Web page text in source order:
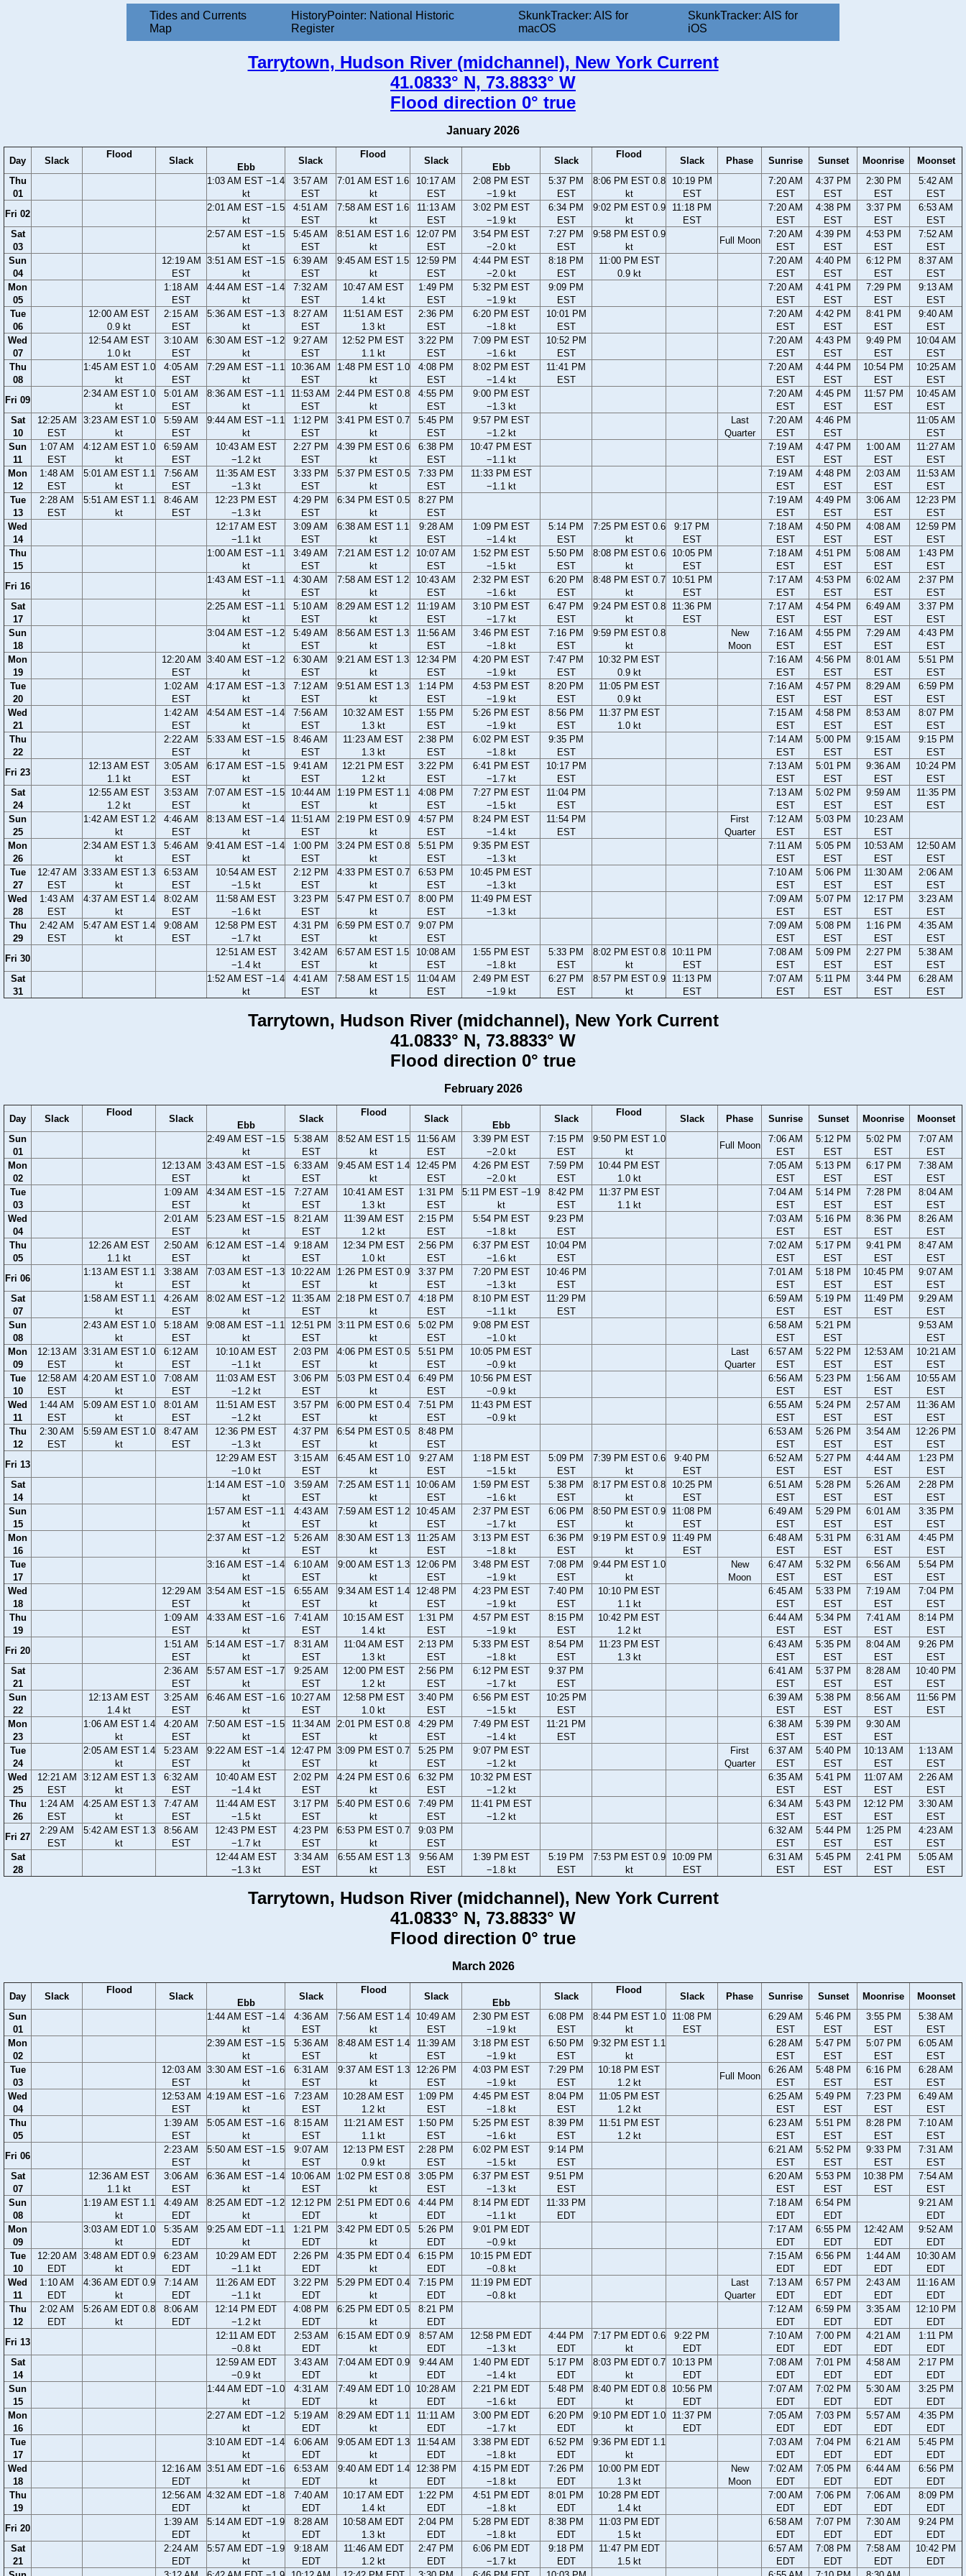
Tides and Currents
Map
HistoryPointer: National Historic
Register
SkunkTracker: AIS for
macOS
SkunkTracker: AIS for
iOS
Tarrytown, Hudson River (midchannel), New York Current
41.0833° N, 73.8833° W
Flood direction 0° true
January 2026
Day Slack
Flood
Slack
Ebb
Slack
Flood
Slack
Ebb
Slack
Flood
Slack Phase Sunrise Sunset Moonrise
Moonset
Thu
01
1:03 AM EST −1.4
kt
3:57 AM
EST
7:01 AM EST 1.6
kt
10:17 AM
EST
2:08 PM EST
−1.9 kt
5:37 PM
EST
8:06 PM EST 0.8
kt
10:19 PM
EST
7:20 AM
EST
4:37 PM
EST
2:30 PM
EST
5:42 AM
EST
Fri 02
2:01 AM EST −1.5
kt
4:51 AM
EST
7:58 AM EST 1.6
kt
11:13 AM
EST
3:02 PM EST
−1.9 kt
6:34 PM
EST
9:02 PM EST 0.9
kt
11:18 PM
EST
7:20 AM
EST
4:38 PM
EST
3:37 PM
EST
6:53 AM
EST
Sat
03
2:57 AM EST −1.5
kt
5:45 AM
EST
8:51 AM EST 1.6
kt
12:07 PM
EST
3:54 PM EST
−2.0 kt
7:27 PM
EST
9:58 PM EST 0.9
kt
Full Moon
7:20 AM
EST
4:39 PM
EST
4:53 PM
EST
7:52 AM
EST
Sun
04
12:19 AM
EST
3:51 AM EST −1.5
kt
6:39 AM
EST
9:45 AM EST 1.5
kt
12:59 PM
EST
4:44 PM EST
−2.0 kt
8:18 PM
EST
11:00 PM EST
0.9 kt
7:20 AM
EST
4:40 PM
EST
6:12 PM
EST
8:37 AM
EST
Mon
05
1:18 AM
EST
4:44 AM EST −1.4
kt
7:32 AM
EST
10:47 AM EST
1.4 kt
1:49 PM
EST
5:32 PM EST
−1.9 kt
9:09 PM
EST
7:20 AM
EST
4:41 PM
EST
7:29 PM
EST
9:13 AM
EST
Tue
06
12:00 AM EST
0.9 kt
2:15 AM
EST
5:36 AM EST −1.3
kt
8:27 AM
EST
11:51 AM EST
1.3 kt
2:36 PM
EST
6:20 PM EST
−1.8 kt
10:01 PM
EST
7:20 AM
EST
4:42 PM
EST
8:41 PM
EST
9:40 AM
EST
Wed
07
12:54 AM EST
1.0 kt
3:10 AM
EST
6:30 AM EST −1.2
kt
9:27 AM
EST
12:52 PM EST
1.1 kt
3:22 PM
EST
7:09 PM EST
−1.6 kt
10:52 PM
EST
7:20 AM
EST
4:43 PM
EST
9:49 PM
EST
10:04 AM
EST
Thu
08
1:45 AM EST 1.0
kt
4:05 AM
EST
7:29 AM EST −1.1
kt
10:36 AM
EST
1:48 PM EST 1.0
kt
4:08 PM
EST
8:02 PM EST
−1.4 kt
11:41 PM
EST
7:20 AM
EST
4:44 PM
EST
10:54 PM
EST
10:25 AM
EST
Fri 09
2:34 AM EST 1.0
kt
5:01 AM
EST
8:36 AM EST −1.1
kt
11:53 AM
EST
2:44 PM EST 0.8
kt
4:55 PM
EST
9:00 PM EST
−1.3 kt
7:20 AM
EST
4:45 PM
EST
11:57 PM
EST
10:45 AM
EST
Sat
10
12:25 AM
EST
3:23 AM EST 1.0
kt
5:59 AM
EST
9:44 AM EST −1.1
kt
1:12 PM
EST
3:41 PM EST 0.7
kt
5:45 PM
EST
9:57 PM EST
−1.2 kt
Last
Quarter
7:20 AM
EST
4:46 PM
EST
11:05 AM
EST
Sun
11
1:07 AM
EST
4:12 AM EST 1.0
kt
6:59 AM
EST
10:43 AM EST
−1.2 kt
2:27 PM
EST
4:39 PM EST 0.6
kt
6:38 PM
EST
10:47 PM EST
−1.1 kt
7:19 AM
EST
4:47 PM
EST
1:00 AM
EST
11:27 AM
EST
Mon
12
1:48 AM
EST
5:01 AM EST 1.1
kt
7:56 AM
EST
11:35 AM EST
−1.3 kt
3:33 PM
EST
5:37 PM EST 0.5
kt
7:33 PM
EST
11:33 PM EST
−1.1 kt
7:19 AM
EST
4:48 PM
EST
2:03 AM
EST
11:53 AM
EST
Tue
13
2:28 AM
EST
5:51 AM EST 1.1
kt
8:46 AM
EST
12:23 PM EST
−1.3 kt
4:29 PM
EST
6:34 PM EST 0.5
kt
8:27 PM
EST
7:19 AM
EST
4:49 PM
EST
3:06 AM
EST
12:23 PM
EST
Wed
14
12:17 AM EST
−1.1 kt
3:09 AM
EST
6:38 AM EST 1.1
kt
9:28 AM
EST
1:09 PM EST
−1.4 kt
5:14 PM
EST
7:25 PM EST 0.6
kt
9:17 PM
EST
7:18 AM
EST
4:50 PM
EST
4:08 AM
EST
12:59 PM
EST
Thu
15
1:00 AM EST −1.1
kt
3:49 AM
EST
7:21 AM EST 1.2
kt
10:07 AM
EST
1:52 PM EST
−1.5 kt
5:50 PM
EST
8:08 PM EST 0.6
kt
10:05 PM
EST
7:18 AM
EST
4:51 PM
EST
5:08 AM
EST
1:43 PM
EST
Fri 16
1:43 AM EST −1.1
kt
4:30 AM
EST
7:58 AM EST 1.2
kt
10:43 AM
EST
2:32 PM EST
−1.6 kt
6:20 PM
EST
8:48 PM EST 0.7
kt
10:51 PM
EST
7:17 AM
EST
4:53 PM
EST
6:02 AM
EST
2:37 PM
EST
Sat
17
2:25 AM EST −1.1
kt
5:10 AM
EST
8:29 AM EST 1.2
kt
11:19 AM
EST
3:10 PM EST
−1.7 kt
6:47 PM
EST
9:24 PM EST 0.8
kt
11:36 PM
EST
7:17 AM
EST
4:54 PM
EST
6:49 AM
EST
3:37 PM
EST
Sun
18
3:04 AM EST −1.2
kt
5:49 AM
EST
8:56 AM EST 1.3
kt
11:56 AM
EST
3:46 PM EST
−1.8 kt
7:16 PM
EST
9:59 PM EST 0.8
kt
New
Moon
7:16 AM
EST
4:55 PM
EST
7:29 AM
EST
4:43 PM
EST
Mon
19
12:20 AM
EST
3:40 AM EST −1.2
kt
6:30 AM
EST
9:21 AM EST 1.3
kt
12:34 PM
EST
4:20 PM EST
−1.9 kt
7:47 PM
EST
10:32 PM EST
0.9 kt
7:16 AM
EST
4:56 PM
EST
8:01 AM
EST
5:51 PM
EST
Tue
20
1:02 AM
EST
4:17 AM EST −1.3
kt
7:12 AM
EST
9:51 AM EST 1.3
kt
1:14 PM
EST
4:53 PM EST
−1.9 kt
8:20 PM
EST
11:05 PM EST
0.9 kt
7:16 AM
EST
4:57 PM
EST
8:29 AM
EST
6:59 PM
EST
Wed
21
1:42 AM
EST
4:54 AM EST −1.4
kt
7:56 AM
EST
10:32 AM EST
1.3 kt
1:55 PM
EST
5:26 PM EST
−1.9 kt
8:56 PM
EST
11:37 PM EST
1.0 kt
7:15 AM
EST
4:58 PM
EST
8:53 AM
EST
8:07 PM
EST
Thu
22
2:22 AM
EST
5:33 AM EST −1.5
kt
8:46 AM
EST
11:23 AM EST
1.3 kt
2:38 PM
EST
6:02 PM EST
−1.8 kt
9:35 PM
EST
7:14 AM
EST
5:00 PM
EST
9:15 AM
EST
9:15 PM
EST
Fri 23
12:13 AM EST
1.1 kt
3:05 AM
EST
6:17 AM EST −1.5
kt
9:41 AM
EST
12:21 PM EST
1.2 kt
3:22 PM
EST
6:41 PM EST
−1.7 kt
10:17 PM
EST
7:13 AM
EST
5:01 PM
EST
9:36 AM
EST
10:24 PM
EST
Sat
24
12:55 AM EST
1.2 kt
3:53 AM
EST
7:07 AM EST −1.5
kt
10:44 AM
EST
1:19 PM EST 1.1
kt
4:08 PM
EST
7:27 PM EST
−1.5 kt
11:04 PM
EST
7:13 AM
EST
5:02 PM
EST
9:59 AM
EST
11:35 PM
EST
Sun
25
1:42 AM EST 1.2
kt
4:46 AM
EST
8:13 AM EST −1.4
kt
11:51 AM
EST
2:19 PM EST 0.9
kt
4:57 PM
EST
8:24 PM EST
−1.4 kt
11:54 PM
EST
First
Quarter
7:12 AM
EST
5:03 PM
EST
10:23 AM
EST
Mon
26
2:34 AM EST 1.3
kt
5:46 AM
EST
9:41 AM EST −1.4
kt
1:00 PM
EST
3:24 PM EST 0.8
kt
5:51 PM
EST
9:35 PM EST
−1.3 kt
7:11 AM
EST
5:05 PM
EST
10:53 AM
EST
12:50 AM
EST
Tue
27
12:47 AM
EST
3:33 AM EST 1.3
kt
6:53 AM
EST
10:54 AM EST
−1.5 kt
2:12 PM
EST
4:33 PM EST 0.7
kt
6:53 PM
EST
10:45 PM EST
−1.3 kt
7:10 AM
EST
5:06 PM
EST
11:30 AM
EST
2:06 AM
EST
Wed
28
1:43 AM
EST
4:37 AM EST 1.4
kt
8:02 AM
EST
11:58 AM EST
−1.6 kt
3:23 PM
EST
5:47 PM EST 0.7
kt
8:00 PM
EST
11:49 PM EST
−1.3 kt
7:09 AM
EST
5:07 PM
EST
12:17 PM
EST
3:23 AM
EST
Thu
29
2:42 AM
EST
5:47 AM EST 1.4
kt
9:08 AM
EST
12:58 PM EST
−1.7 kt
4:31 PM
EST
6:59 PM EST 0.7
kt
9:07 PM
EST
7:09 AM
EST
5:08 PM
EST
1:16 PM
EST
4:35 AM
EST
Fri 30
12:51 AM EST
−1.4 kt
3:42 AM
EST
6:57 AM EST 1.5
kt
10:08 AM
EST
1:55 PM EST
−1.8 kt
5:33 PM
EST
8:02 PM EST 0.8
kt
10:11 PM
EST
7:08 AM
EST
5:09 PM
EST
2:27 PM
EST
5:38 AM
EST
Sat
31
1:52 AM EST −1.4
kt
4:41 AM
EST
7:58 AM EST 1.5
kt
11:04 AM
EST
2:49 PM EST
−1.9 kt
6:27 PM
EST
8:57 PM EST 0.9
kt
11:13 PM
EST
7:07 AM
EST
5:11 PM
EST
3:44 PM
EST
6:28 AM
EST
Tarrytown, Hudson River (midchannel), New York Current
41.0833° N, 73.8833° W
Flood direction 0° true
February 2026
Day Slack
Flood
Slack
Ebb
Slack
Flood
Slack
Ebb
Slack
Flood
Slack Phase Sunrise Sunset Moonrise
Moonset
Sun
01
2:49 AM EST −1.5
kt
5:38 AM
EST
8:52 AM EST 1.5
kt
11:56 AM
EST
3:39 PM EST
−2.0 kt
7:15 PM
EST
9:50 PM EST 1.0
kt
Full Moon
7:06 AM
EST
5:12 PM
EST
5:02 PM
EST
7:07 AM
EST
Mon
02
12:13 AM
EST
3:43 AM EST −1.5
kt
6:33 AM
EST
9:45 AM EST 1.4
kt
12:45 PM
EST
4:26 PM EST
−2.0 kt
7:59 PM
EST
10:44 PM EST
1.0 kt
7:05 AM
EST
5:13 PM
EST
6:17 PM
EST
7:38 AM
EST
Tue
03
1:09 AM
EST
4:34 AM EST −1.5
kt
7:27 AM
EST
10:41 AM EST
1.3 kt
1:31 PM
EST
5:11 PM EST −1.9
kt
8:42 PM
EST
11:37 PM EST
1.1 kt
7:04 AM
EST
5:14 PM
EST
7:28 PM
EST
8:04 AM
EST
Wed
04
2:01 AM
EST
5:23 AM EST −1.5
kt
8:21 AM
EST
11:39 AM EST
1.2 kt
2:15 PM
EST
5:54 PM EST
−1.8 kt
9:23 PM
EST
7:03 AM
EST
5:16 PM
EST
8:36 PM
EST
8:26 AM
EST
Thu
05
12:26 AM EST
1.1 kt
2:50 AM
EST
6:12 AM EST −1.4
kt
9:18 AM
EST
12:34 PM EST
1.0 kt
2:56 PM
EST
6:37 PM EST
−1.6 kt
10:04 PM
EST
7:02 AM
EST
5:17 PM
EST
9:41 PM
EST
8:47 AM
EST
Fri 06
1:13 AM EST 1.1
kt
3:38 AM
EST
7:03 AM EST −1.3
kt
10:22 AM
EST
1:26 PM EST 0.9
kt
3:37 PM
EST
7:20 PM EST
−1.3 kt
10:46 PM
EST
7:01 AM
EST
5:18 PM
EST
10:45 PM
EST
9:07 AM
EST
Sat
07
1:58 AM EST 1.1
kt
4:26 AM
EST
8:02 AM EST −1.2
kt
11:35 AM
EST
2:18 PM EST 0.7
kt
4:18 PM
EST
8:10 PM EST
−1.1 kt
11:29 PM
EST
6:59 AM
EST
5:19 PM
EST
11:49 PM
EST
9:29 AM
EST
Sun
08
2:43 AM EST 1.0
kt
5:18 AM
EST
9:08 AM EST −1.1
kt
12:51 PM
EST
3:11 PM EST 0.6
kt
5:02 PM
EST
9:08 PM EST
−1.0 kt
6:58 AM
EST
5:21 PM
EST
9:53 AM
EST
Mon
09
12:13 AM
EST
3:31 AM EST 1.0
kt
6:12 AM
EST
10:10 AM EST
−1.1 kt
2:03 PM
EST
4:06 PM EST 0.5
kt
5:51 PM
EST
10:05 PM EST
−0.9 kt
Last
Quarter
6:57 AM
EST
5:22 PM
EST
12:53 AM
EST
10:21 AM
EST
Tue
10
12:58 AM
EST
4:20 AM EST 1.0
kt
7:08 AM
EST
11:03 AM EST
−1.2 kt
3:06 PM
EST
5:03 PM EST 0.4
kt
6:49 PM
EST
10:56 PM EST
−0.9 kt
6:56 AM
EST
5:23 PM
EST
1:56 AM
EST
10:55 AM
EST
Wed
11
1:44 AM
EST
5:09 AM EST 1.0
kt
8:01 AM
EST
11:51 AM EST
−1.2 kt
3:57 PM
EST
6:00 PM EST 0.4
kt
7:51 PM
EST
11:43 PM EST
−0.9 kt
6:55 AM
EST
5:24 PM
EST
2:57 AM
EST
11:36 AM
EST
Thu
12
2:30 AM
EST
5:59 AM EST 1.0
kt
8:47 AM
EST
12:36 PM EST
−1.3 kt
4:37 PM
EST
6:54 PM EST 0.5
kt
8:48 PM
EST
6:53 AM
EST
5:26 PM
EST
3:54 AM
EST
12:26 PM
EST
Fri 13
12:29 AM EST
−1.0 kt
3:15 AM
EST
6:45 AM EST 1.0
kt
9:27 AM
EST
1:18 PM EST
−1.5 kt
5:09 PM
EST
7:39 PM EST 0.6
kt
9:40 PM
EST
6:52 AM
EST
5:27 PM
EST
4:44 AM
EST
1:23 PM
EST
Sat
14
1:14 AM EST −1.0
kt
3:59 AM
EST
7:25 AM EST 1.1
kt
10:06 AM
EST
1:59 PM EST
−1.6 kt
5:38 PM
EST
8:17 PM EST 0.8
kt
10:25 PM
EST
6:51 AM
EST
5:28 PM
EST
5:26 AM
EST
2:28 PM
EST
Sun
15
1:57 AM EST −1.1
kt
4:43 AM
EST
7:59 AM EST 1.2
kt
10:45 AM
EST
2:37 PM EST
−1.7 kt
6:06 PM
EST
8:50 PM EST 0.9
kt
11:08 PM
EST
6:49 AM
EST
5:29 PM
EST
6:01 AM
EST
3:35 PM
EST
Mon
16
2:37 AM EST −1.2
kt
5:26 AM
EST
8:30 AM EST 1.3
kt
11:25 AM
EST
3:13 PM EST
−1.8 kt
6:36 PM
EST
9:19 PM EST 0.9
kt
11:49 PM
EST
6:48 AM
EST
5:31 PM
EST
6:31 AM
EST
4:45 PM
EST
Tue
17
3:16 AM EST −1.4
kt
6:10 AM
EST
9:00 AM EST 1.3
kt
12:06 PM
EST
3:48 PM EST
−1.9 kt
7:08 PM
EST
9:44 PM EST 1.0
kt
New
Moon
6:47 AM
EST
5:32 PM
EST
6:56 AM
EST
5:54 PM
EST
Wed
18
12:29 AM
EST
3:54 AM EST −1.5
kt
6:55 AM
EST
9:34 AM EST 1.4
kt
12:48 PM
EST
4:23 PM EST
−1.9 kt
7:40 PM
EST
10:10 PM EST
1.1 kt
6:45 AM
EST
5:33 PM
EST
7:19 AM
EST
7:04 PM
EST
Thu
19
1:09 AM
EST
4:33 AM EST −1.6
kt
7:41 AM
EST
10:15 AM EST
1.4 kt
1:31 PM
EST
4:57 PM EST
−1.9 kt
8:15 PM
EST
10:42 PM EST
1.2 kt
6:44 AM
EST
5:34 PM
EST
7:41 AM
EST
8:14 PM
EST
Fri 20
1:51 AM
EST
5:14 AM EST −1.7
kt
8:31 AM
EST
11:04 AM EST
1.3 kt
2:13 PM
EST
5:33 PM EST
−1.8 kt
8:54 PM
EST
11:23 PM EST
1.3 kt
6:43 AM
EST
5:35 PM
EST
8:04 AM
EST
9:26 PM
EST
Sat
21
2:36 AM
EST
5:57 AM EST −1.7
kt
9:25 AM
EST
12:00 PM EST
1.2 kt
2:56 PM
EST
6:12 PM EST
−1.7 kt
9:37 PM
EST
6:41 AM
EST
5:37 PM
EST
8:28 AM
EST
10:40 PM
EST
Sun
22
12:13 AM EST
1.4 kt
3:25 AM
EST
6:46 AM EST −1.6
kt
10:27 AM
EST
12:58 PM EST
1.0 kt
3:40 PM
EST
6:56 PM EST
−1.5 kt
10:25 PM
EST
6:39 AM
EST
5:38 PM
EST
8:56 AM
EST
11:56 PM
EST
Mon
23
1:06 AM EST 1.4
kt
4:20 AM
EST
7:50 AM EST −1.5
kt
11:34 AM
EST
2:01 PM EST 0.8
kt
4:29 PM
EST
7:49 PM EST
−1.4 kt
11:21 PM
EST
6:38 AM
EST
5:39 PM
EST
9:30 AM
EST
Tue
24
2:05 AM EST 1.4
kt
5:23 AM
EST
9:22 AM EST −1.4
kt
12:47 PM
EST
3:09 PM EST 0.7
kt
5:25 PM
EST
9:07 PM EST
−1.2 kt
First
Quarter
6:37 AM
EST
5:40 PM
EST
10:13 AM
EST
1:13 AM
EST
Wed
25
12:21 AM
EST
3:12 AM EST 1.3
kt
6:32 AM
EST
10:40 AM EST
−1.4 kt
2:02 PM
EST
4:24 PM EST 0.6
kt
6:32 PM
EST
10:32 PM EST
−1.2 kt
6:35 AM
EST
5:41 PM
EST
11:07 AM
EST
2:26 AM
EST
Thu
26
1:24 AM
EST
4:25 AM EST 1.3
kt
7:47 AM
EST
11:44 AM EST
−1.5 kt
3:17 PM
EST
5:40 PM EST 0.6
kt
7:49 PM
EST
11:41 PM EST
−1.2 kt
6:34 AM
EST
5:43 PM
EST
12:12 PM
EST
3:30 AM
EST
Fri 27
2:29 AM
EST
5:42 AM EST 1.3
kt
8:56 AM
EST
12:43 PM EST
−1.7 kt
4:23 PM
EST
6:53 PM EST 0.7
kt
9:03 PM
EST
6:32 AM
EST
5:44 PM
EST
1:25 PM
EST
4:23 AM
EST
Sat
28
12:44 AM EST
−1.3 kt
3:34 AM
EST
6:55 AM EST 1.3
kt
9:56 AM
EST
1:39 PM EST
−1.8 kt
5:19 PM
EST
7:53 PM EST 0.9
kt
10:09 PM
EST
6:31 AM
EST
5:45 PM
EST
2:41 PM
EST
5:05 AM
EST
Tarrytown, Hudson River (midchannel), New York Current
41.0833° N, 73.8833° W
Flood direction 0° true
March 2026
Day Slack
Flood
Slack
Ebb
Slack
Flood
Slack
Ebb
Slack
Flood
Slack Phase Sunrise Sunset Moonrise
Moonset
Sun
01
1:44 AM EST −1.4
kt
4:36 AM
EST
7:56 AM EST 1.4
kt
10:49 AM
EST
2:30 PM EST
−1.9 kt
6:08 PM
EST
8:44 PM EST 1.0
kt
11:08 PM
EST
6:29 AM
EST
5:46 PM
EST
3:55 PM
EST
5:38 AM
EST
Mon
02
2:39 AM EST −1.5
kt
5:36 AM
EST
8:48 AM EST 1.4
kt
11:39 AM
EST
3:18 PM EST
−1.9 kt
6:50 PM
EST
9:32 PM EST 1.1
kt
6:28 AM
EST
5:47 PM
EST
5:07 PM
EST
6:05 AM
EST
Tue
03
12:03 AM
EST
3:30 AM EST −1.6
kt
6:31 AM
EST
9:37 AM EST 1.3
kt
12:26 PM
EST
4:03 PM EST
−1.9 kt
7:29 PM
EST
10:18 PM EST
1.2 kt
Full Moon
6:26 AM
EST
5:48 PM
EST
6:16 PM
EST
6:28 AM
EST
Wed
04
12:53 AM
EST
4:19 AM EST −1.6
kt
7:23 AM
EST
10:28 AM EST
1.2 kt
1:09 PM
EST
4:45 PM EST
−1.8 kt
8:04 PM
EST
11:05 PM EST
1.2 kt
6:25 AM
EST
5:49 PM
EST
7:23 PM
EST
6:49 AM
EST
Thu
05
1:39 AM
EST
5:05 AM EST −1.6
kt
8:15 AM
EST
11:21 AM EST
1.1 kt
1:50 PM
EST
5:25 PM EST
−1.6 kt
8:39 PM
EST
11:51 PM EST
1.2 kt
6:23 AM
EST
5:51 PM
EST
8:28 PM
EST
7:10 AM
EST
Fri 06
2:23 AM
EST
5:50 AM EST −1.5
kt
9:07 AM
EST
12:13 PM EST
0.9 kt
2:28 PM
EST
6:02 PM EST
−1.5 kt
9:14 PM
EST
6:21 AM
EST
5:52 PM
EST
9:33 PM
EST
7:31 AM
EST
Sat
07
12:36 AM EST
1.1 kt
3:06 AM
EST
6:36 AM EST −1.4
kt
10:06 AM
EST
1:02 PM EST 0.8
kt
3:05 PM
EST
6:37 PM EST
−1.3 kt
9:51 PM
EST
6:20 AM
EST
5:53 PM
EST
10:38 PM
EST
7:54 AM
EST
Sun
08
1:19 AM EST 1.1
kt
4:49 AM
EDT
8:25 AM EDT −1.2
kt
12:12 PM
EDT
2:51 PM EDT 0.6
kt
4:44 PM
EDT
8:14 PM EDT
−1.1 kt
11:33 PM
EDT
7:18 AM
EDT
6:54 PM
EDT
9:21 AM
EDT
Mon
09
3:03 AM EDT 1.0
kt
5:35 AM
EDT
9:25 AM EDT −1.1
kt
1:21 PM
EDT
3:42 PM EDT 0.5
kt
5:26 PM
EDT
9:01 PM EDT
−0.9 kt
7:17 AM
EDT
6:55 PM
EDT
12:42 AM
EDT
9:52 AM
EDT
Tue
10
12:20 AM
EDT
3:48 AM EDT 0.9
kt
6:23 AM
EDT
10:29 AM EDT
−1.1 kt
2:26 PM
EDT
4:35 PM EDT 0.4
kt
6:15 PM
EDT
10:15 PM EDT
−0.8 kt
7:15 AM
EDT
6:56 PM
EDT
1:44 AM
EDT
10:30 AM
EDT
Wed
11
1:10 AM
EDT
4:36 AM EDT 0.9
kt
7:14 AM
EDT
11:26 AM EDT
−1.1 kt
3:22 PM
EDT
5:29 PM EDT 0.4
kt
7:15 PM
EDT
11:19 PM EDT
−0.8 kt
Last
Quarter
7:13 AM
EDT
6:57 PM
EDT
2:43 AM
EDT
11:16 AM
EDT
Thu
12
2:02 AM
EDT
5:26 AM EDT 0.8
kt
8:06 AM
EDT
12:14 PM EDT
−1.2 kt
4:08 PM
EDT
6:25 PM EDT 0.5
kt
8:21 PM
EDT
7:12 AM
EDT
6:59 PM
EDT
3:35 AM
EDT
12:10 PM
EDT
Fri 13
12:11 AM EDT
−0.8 kt
2:53 AM
EDT
6:15 AM EDT 0.9
kt
8:57 AM
EDT
12:58 PM EDT
−1.3 kt
4:44 PM
EDT
7:17 PM EDT 0.6
kt
9:22 PM
EDT
7:10 AM
EDT
7:00 PM
EDT
4:21 AM
EDT
1:11 PM
EDT
Sat
14
12:59 AM EDT
−0.9 kt
3:43 AM
EDT
7:04 AM EDT 0.9
kt
9:44 AM
EDT
1:40 PM EDT
−1.4 kt
5:17 PM
EDT
8:03 PM EDT 0.7
kt
10:13 PM
EDT
7:08 AM
EDT
7:01 PM
EDT
4:58 AM
EDT
2:17 PM
EDT
Sun
15
1:44 AM EDT −1.0
kt
4:31 AM
EDT
7:49 AM EDT 1.0
kt
10:28 AM
EDT
2:21 PM EDT
−1.6 kt
5:48 PM
EDT
8:40 PM EDT 0.8
kt
10:56 PM
EDT
7:07 AM
EDT
7:02 PM
EDT
5:30 AM
EDT
3:25 PM
EDT
Mon
16
2:27 AM EDT −1.2
kt
5:19 AM
EDT
8:29 AM EDT 1.1
kt
11:11 AM
EDT
3:00 PM EDT
−1.7 kt
6:20 PM
EDT
9:10 PM EDT 1.0
kt
11:37 PM
EDT
7:05 AM
EDT
7:03 PM
EDT
5:57 AM
EDT
4:35 PM
EDT
Tue
17
3:10 AM EDT −1.4
kt
6:06 AM
EDT
9:05 AM EDT 1.3
kt
11:54 AM
EDT
3:38 PM EDT
−1.8 kt
6:52 PM
EDT
9:36 PM EDT 1.1
kt
7:03 AM
EDT
7:04 PM
EDT
6:21 AM
EDT
5:45 PM
EDT
Wed
18
12:16 AM
EDT
3:51 AM EDT −1.6
kt
6:53 AM
EDT
9:40 AM EDT 1.4
kt
12:38 PM
EDT
4:15 PM EDT
−1.8 kt
7:26 PM
EDT
10:00 PM EDT
1.3 kt
New
Moon
7:02 AM
EDT
7:05 PM
EDT
6:44 AM
EDT
6:56 PM
EDT
Thu
19
12:56 AM
EDT
4:32 AM EDT −1.8
kt
7:40 AM
EDT
10:17 AM EDT
1.4 kt
1:22 PM
EDT
4:51 PM EDT
−1.8 kt
8:01 PM
EDT
10:28 PM EDT
1.4 kt
7:00 AM
EDT
7:06 PM
EDT
7:06 AM
EDT
8:09 PM
EDT
Fri 20
1:39 AM
EDT
5:14 AM EDT −1.9
kt
8:28 AM
EDT
10:58 AM EDT
1.3 kt
2:04 PM
EDT
5:28 PM EDT
−1.8 kt
8:38 PM
EDT
11:03 PM EDT
1.5 kt
6:58 AM
EDT
7:07 PM
EDT
7:30 AM
EDT
9:24 PM
EDT
Sat
21
2:24 AM
EDT
5:57 AM EDT −1.9
kt
9:18 AM
EDT
11:46 AM EDT
1.2 kt
2:47 PM
EDT
6:06 PM EDT
−1.7 kt
9:18 PM
EDT
11:47 PM EDT
1.5 kt
6:57 AM
EDT
7:08 PM
EDT
7:58 AM
EDT
10:42 PM
EDT